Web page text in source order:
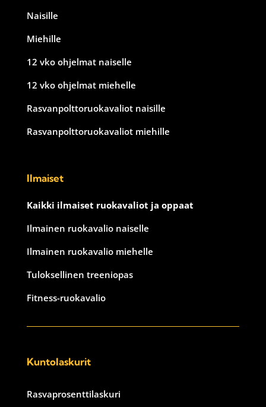
Naisille
Miehille
12 vko ohjelmat naiselle
12 vko ohjelmat miehelle
Rasvanpolttoruokavaliot naisille
Rasvanpolttoruokavaliot miehille
Ilmaiset
Kaikki ilmaiset ruokavaliot ja oppaat
Ilmainen ruokavalio naiselle
Ilmainen ruokavalio miehelle
Tuloksellinen treeniopas
Fitness-ruokavalio
Kuntolaskurit
Rasvaprosenttilaskuri